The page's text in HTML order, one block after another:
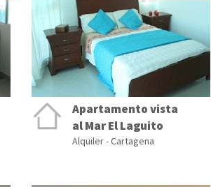
Apartamento vista
al Mar El Laguito
Alquiler - Cartagena